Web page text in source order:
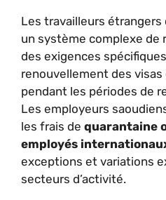
Les travailleurs
un système complexe de
des exigences
renouvellement des
pendant les périodes de
Les employeurs
les frais de quarantaine
employés
exceptions et variations
secteurs d’activité.